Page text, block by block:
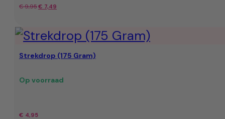
€9,95Oorspronkelijke
was:
€ 9,95.
€ 7,49
is:
€ 7,49.
Strekdrop (175 Gram)
Op voorraad
€ 4,95